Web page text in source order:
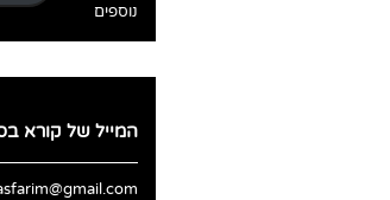
נוספים
המייל של קורא